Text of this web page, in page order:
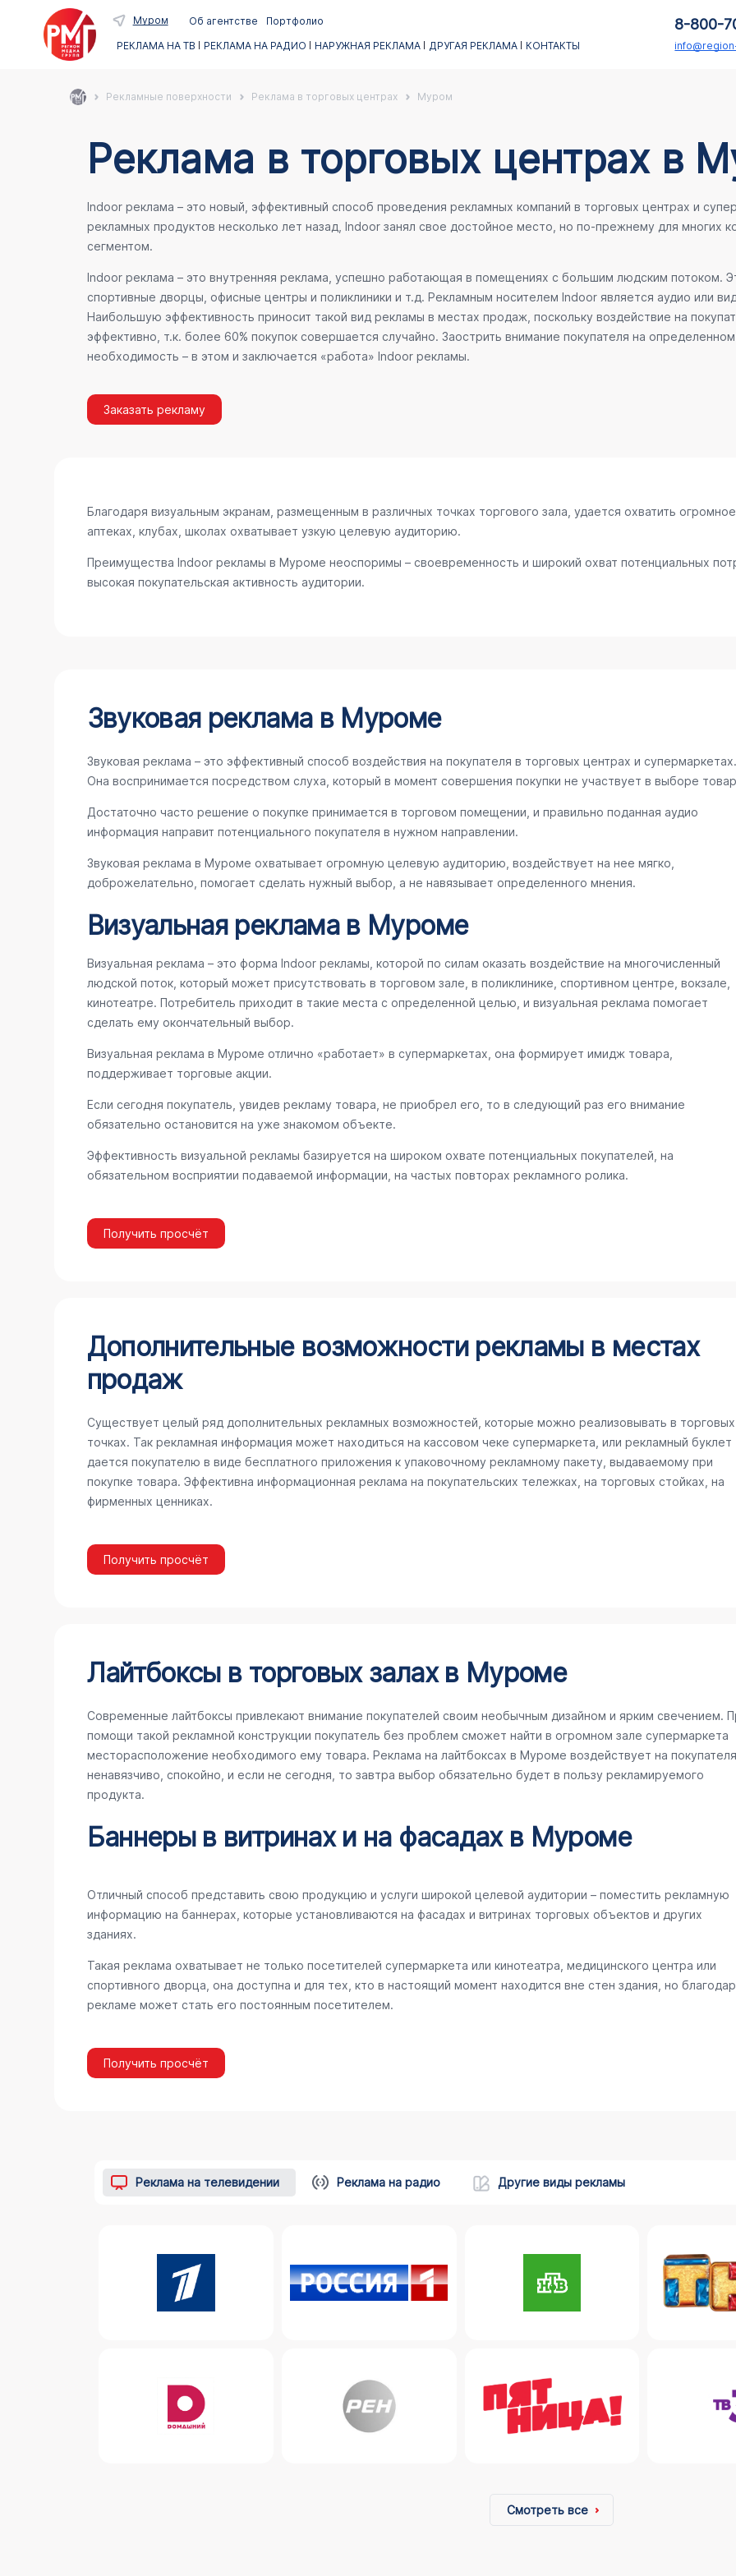
Муром Об агентстве
Портфолио
РЕКЛАМА НА ТВ
РЕКЛАМА НА РАДИО НАРУЖНАЯ РЕКЛАМА ДРУГАЯ РЕКЛАМА КОНТАКТЫ
8-800-
Рекламные поверхности Реклама в торговых центрах Муром
Реклама в торговых центрах в
Indoor реклама – это новый, эффективный способ проведения рекламных компаний в торговых центрах и
рекламных продуктов несколько лет назад, Indoor занял свое достойное место, но по-прежнему для многих
сегментом.
Indoor реклама – это внутренняя реклама, успешно работающая в помещениях с большим людским потоком.
спортивные дворцы, офисные центры и поликлиники и т.д. Рекламным носителем Indoor является аудио или
Наибольшую эффективность приносит такой вид рекламы в местах продаж, поскольку воздействие на
эффективно, т.к. более 60% покупок совершается случайно. Заострить внимание покупателя на
необходимость – в этом и заключается «работа» Indoor рекламы.
Заказать рекламу
Благодаря визуальным экранам, размещенным в различных точках торгового зала, удается охватить
аптеках, клубах, школах охватывает узкую целевую аудиторию.
Преимущества Indoor рекламы в Муроме неоспоримы – своевременность и широкий охват потенциальных
высокая покупательская активность аудитории.
Звуковая реклама в Муроме
Звуковая реклама – это эффективный способ воздействия на покупателя в торговых центрах и супермаркетах.
Она воспринимается посредством слуха, который в момент совершения покупки не участвует в выборе
Достаточно часто решение о покупке принимается в торговом помещении, и правильно поданная аудио
информация направит потенциального покупателя в нужном направлении.
Звуковая реклама в Муроме охватывает огромную целевую аудиторию, воздействует на нее мягко,
доброжелательно, помогает сделать нужный выбор, а не навязывает определенного мнения.
Визуальная реклама в Муроме
Визуальная реклама – это форма Indoor рекламы, которой по силам оказать воздействие на многочисленный
людской поток, который может присутствовать в торговом зале, в поликлинике, спортивном центре, вокзале,
кинотеатре. Потребитель приходит в такие места с определенной целью, и визуальная реклама помогает
сделать ему окончательный выбор.
Визуальная реклама в Муроме отлично «работает» в супермаркетах, она формирует имидж товара,
поддерживает торговые акции.
Если сегодня покупатель, увидев рекламу товара, не приобрел его, то в следующий раз его внимание
обязательно остановится на уже знакомом объекте.
Эффективность визуальной рекламы базируется на широком охвате потенциальных покупателей, на
обязательном восприятии подаваемой информации, на частых повторах рекламного ролика.
Получить просчёт
Дополнительные возможности рекламы в местах
продаж
Существует целый ряд дополнительных рекламных возможностей, которые можно реализовывать в торговых
точках. Так рекламная информация может находиться на кассовом чеке супермаркета, или рекламный буклет
дается покупателю в виде бесплатного приложения к упаковочному рекламному пакету, выдаваемому при
покупке товара. Эффективна информационная реклама на покупательских тележках, на торговых стойках, на
фирменных ценниках.
Получить просчёт
Лайтбоксы в торговых залах в Муроме
Современные лайтбоксы привлекают внимание покупателей своим необычным дизайном и ярким свечением.
помощи такой рекламной конструкции покупатель без проблем сможет найти в огромном зале супермаркета
месторасположение необходимого ему товара. Реклама на лайтбоксах в Муроме воздействует на покупателя
ненавязчиво, спокойно, и если не сегодня, то завтра выбор обязательно будет в пользу рекламируемого
продукта.
Баннеры в витринах и на фасадах в Муроме
Отличный способ представить свою продукцию и услуги широкой целевой аудитории – поместить рекламную
информацию на баннерах, которые установливаются на фасадах и витринах торговых объектов и других
зданиях.
Такая реклама охватывает не только посетителей супермаркета или кинотеатра, медицинского центра или
спортивного дворца, она доступна и для тех, кто в настоящий момент находится вне стен здания, но
рекламе может стать его постоянным посетителем.
Получить просчёт
Реклама на телевидении Реклама на радио Другие виды рекламы
Смотреть все